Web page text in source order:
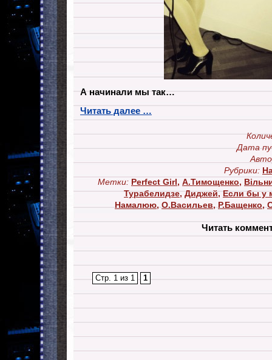
А начинали мы так…
Читать далее …
Дата
Рубрики:
Метки: Perfect Girl, А.Тимощенко,
Турабелидзе,Диджей,Если бы у
Намалюю, О.Васильев, Р.Бащенко,
Читать
Стр. 1 из 1 1